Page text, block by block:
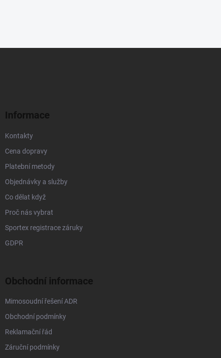
Informace
Kontakty
Cena dopravy
Platební metody
Objednávky a služby
Co dělat když
Proč nás vybrat
Sportex registrace záruky
GDPR
Obchodní informace
Mimosoudní řešení ADR
Obchodní podmínky
Reklamační řád
Záruční podmínky